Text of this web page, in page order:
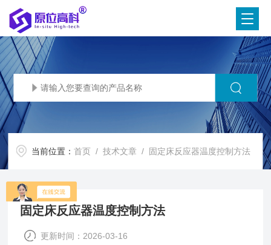
当前位置：首页 /技术文章 / 固定床反应器温度控制方法
固定床反应器温度控制方法
更新时间：2026-03-16